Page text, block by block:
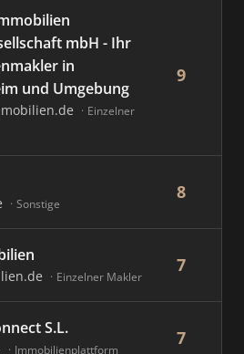
mbH - Ihr
in
und Umgebung
Einzelner
9
Sonstige
8
Einzelner Makler
7
S.L.
Immobilienplattform
7